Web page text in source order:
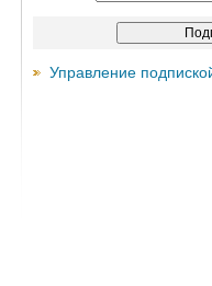
Управление